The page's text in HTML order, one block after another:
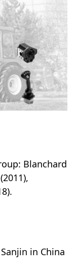
Blanchard
in China